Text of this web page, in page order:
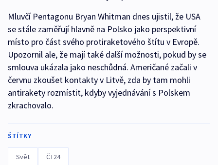
Mluvčí Pentagonu Bryan Whitman dnes ujistil, že USA
se stále zaměřují hlavně na Polsko jako perspektivní
místo pro část svého protiraketového štítu v Evropě.
Upozornil ale, že mají také další možnosti, pokud by se
smlouva ukázala jako neschůdná. Američané začali v
červnu zkoušet kontakty v Litvě, zda by tam mohli
antirakety rozmístit, kdyby vyjednávání s Polskem
zkrachovalo.
ŠTÍTKY
Svět ČT24